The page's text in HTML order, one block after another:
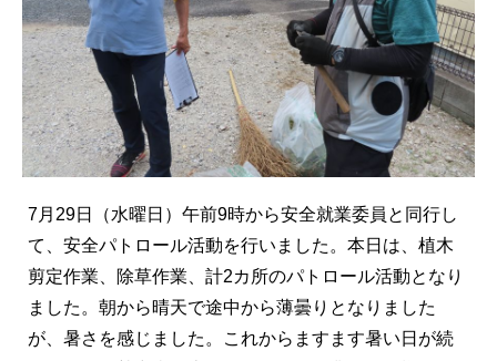
7月29日（水曜日）午前9時から安全就業委員と同行し
て、安全パトロール活動を行いました。本日は、植木
剪定作業、除草作業、計2カ所のパトロール活動となり
ました。朝から晴天で途中から薄曇りとなりました
が、暑さを感じました。これからますます暑い日が続